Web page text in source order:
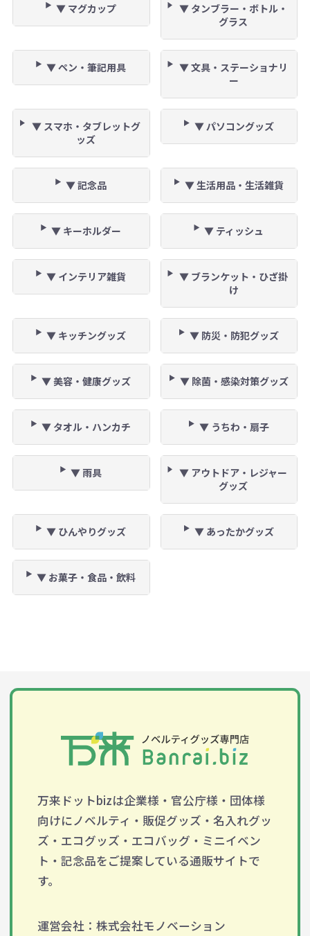
▼ マグカップ
▼ タンブラー・ボトル・
グラス
▼ ペン・筆記用具
▼ 文具・ステーショナリ
ー
▼ スマホ・タブレットグ
ッズ
▼ パソコングッズ
▼ 記念品 ▼ 生活用品・生活雑貨
▼ キーホルダー ▼ ティッシュ
▼ インテリア雑貨
▼ ブランケット・ひざ掛
け
▼ キッチングッズ ▼ 防災・防犯グッズ
▼ 美容・健康グッズ ▼ 除菌・感染対策グッズ
▼ タオル・ハンカチ ▼ うちわ・扇子
▼ 雨具
▼ アウトドア・レジャー
グッズ
▼ ひんやりグッズ ▼ あったかグッズ
▼ お菓子・食品・飲料
万来ドットbizは企業様・官公庁様・団体様
向けにノベルティ・販促グッズ・名入れグッ
ズ・エコグッズ・エコバッグ・ミニイベン
ト・記念品をご提案している通販サイトで
す。
運営会社：株式会社モノベーション